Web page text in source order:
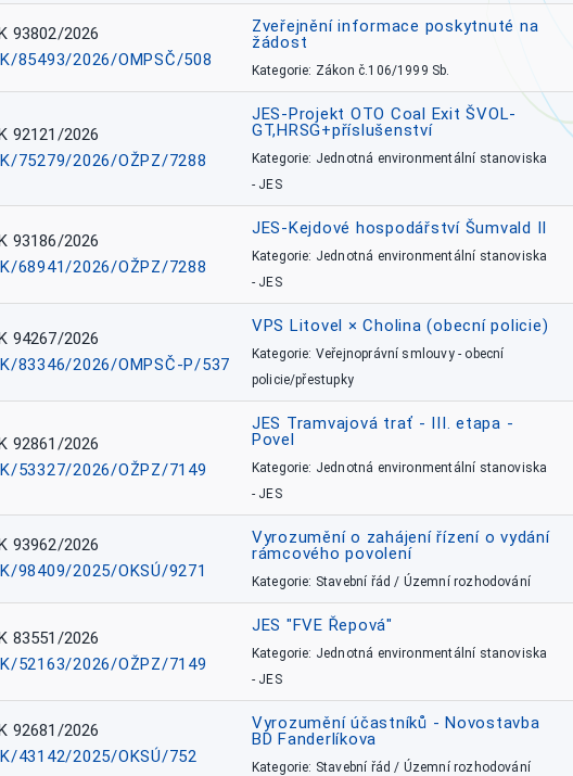
93802/2026
85493/2026/OMPSČ/508
Zveřejnění informace poskytnuté na
žádost
Kategorie: Zákon č.106/1999 Sb.
92121/2026
75279/2026/OŽPZ/7288
JES-Projekt OTO Coal Exit ŠVOL-
GT,HRSG+příslušenství
Kategorie: Jednotná environmentální stanoviska
- JES
93186/2026
68941/2026/OŽPZ/7288
JES-Kejdové hospodářství Šumvald II
Kategorie: Jednotná environmentální stanoviska
- JES
94267/2026
83346/2026/OMPSČ-P/537
VPS Litovel × Cholina (obecní policie)
Kategorie: Veřejnoprávní smlouvy - obecní
policie/přestupky
92861/2026
53327/2026/OŽPZ/7149
JES Tramvajová trať - III. etapa -
Povel
Kategorie: Jednotná environmentální stanoviska
- JES
93962/2026
98409/2025/OKSÚ/9271
Vyrozumění o zahájení řízení o vydání
rámcového povolení
Kategorie: Stavební řád / Územní rozhodování
83551/2026
52163/2026/OŽPZ/7149
JES "FVE Řepová"
Kategorie: Jednotná environmentální stanoviska
- JES
92681/2026
43142/2025/OKSÚ/752
Vyrozumění účastníků - Novostavba
BD Fanderlíkova
Kategorie: Stavební řád / Územní rozhodování